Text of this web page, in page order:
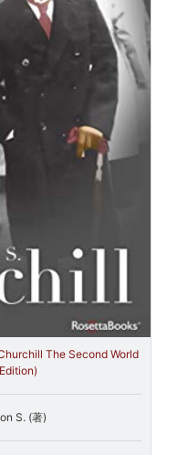
The Second World
S. (著)